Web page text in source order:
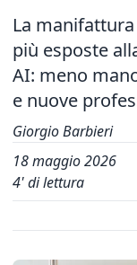
La
più esposte
AI: meno
e nuove
Giorgio Barbieri
18 maggio 2026
4' di lettura